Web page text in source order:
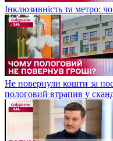
Інклюзивність та метро:
Не повернули кошти за
пологовий втрапив у